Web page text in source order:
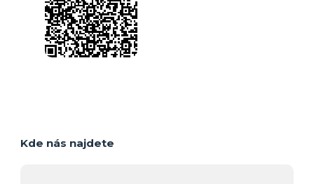
Kde nás najdete